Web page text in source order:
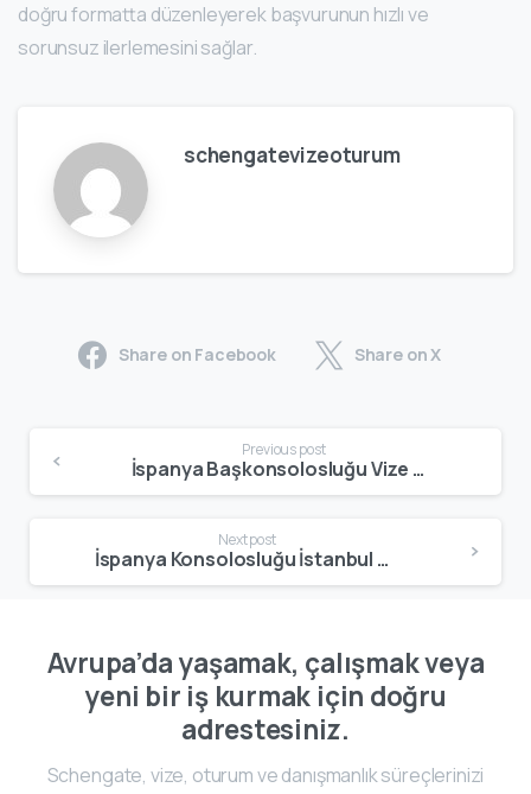
doğru formatta düzenleyerek başvurunun hızlı ve
sorunsuz ilerlemesini sağlar.
schengatevizeoturum
Share on Facebook Share on X
Previous post
İspanya Başkonsolosluğu Vize Rehberi 2025 – Başvuru, Randevu, Süreç ve Evraklar
Next post
İspanya Konsolosluğu İstanbul Vize Başvurusu | Randevu, Evraklar, Süreç 2025
Avrupa’da yaşamak, çalışmak veya
yeni bir iş kurmak için doğru
adrestesiniz.
Schengate, vize, oturum ve danışmanlık süreçlerinizi